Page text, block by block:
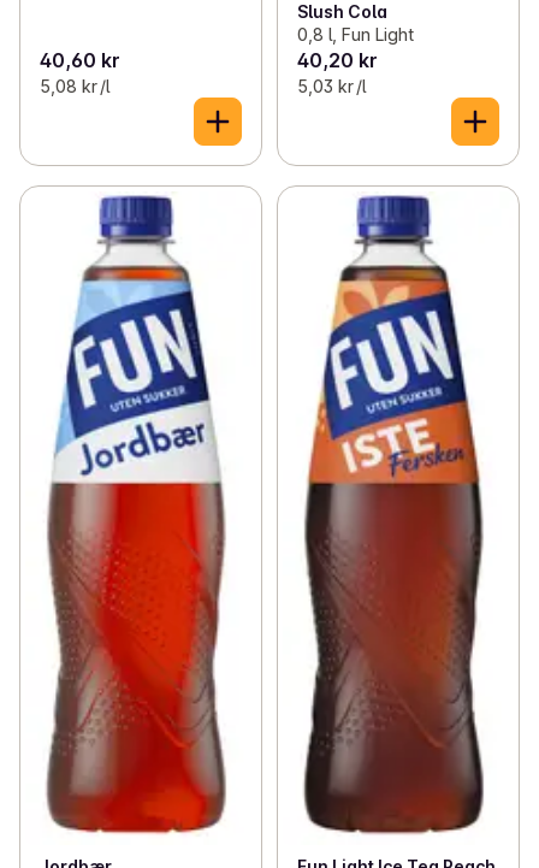
40,60 kr
5,08 kr /l
Slush Cola
0,8 l, Fun Light
40,20 kr
5,03 kr /l